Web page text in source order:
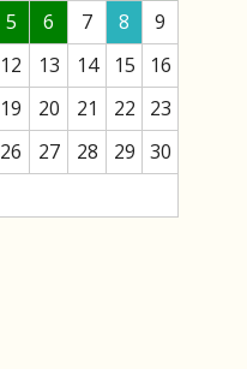
5 6 7 8
9
12 13 14 15
16
19 20 21 22
23
26 27 28 29 30